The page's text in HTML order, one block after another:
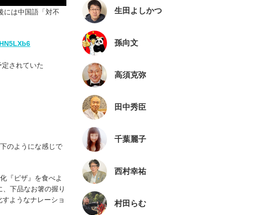
には中国語「対不
されていた
のようにな感じで
『ピザ』を食べよ
下品なお箸の握り
ようなナレーショ
生田よしかつ
孫向文
高須克弥
田中秀臣
千葉麗子
西村幸祐
村田らむ